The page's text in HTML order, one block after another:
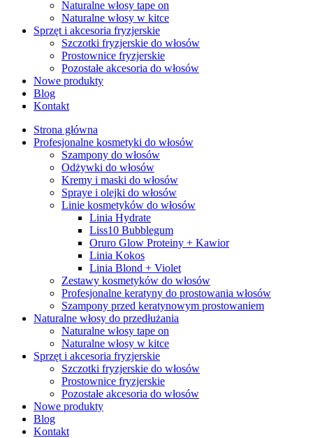
Naturalne włosy tape on
Naturalne włosy w kitce
Sprzęt i akcesoria fryzjerskie
Szczotki fryzjerskie do włosów
Prostownice fryzjerskie
Pozostałe akcesoria do włosów
Nowe produkty
Blog
Kontakt
Strona główna
Profesjonalne kosmetyki do włosów
Szampony do włosów
Odżywki do włosów
Kremy i maski do włosów
Spraye i olejki do włosów
Linie kosmetyków do włosów
Linia Hydrate
Liss10 Bubblegum
Oruro Glow Proteiny + Kawior
Linia Kokos
Linia Blond + Violet
Zestawy kosmetyków do włosów
Profesjonalne keratyny do prostowania włosów
Szampony przed keratynowym prostowaniem
Naturalne włosy do przedłużania
Naturalne włosy tape on
Naturalne włosy w kitce
Sprzęt i akcesoria fryzjerskie
Szczotki fryzjerskie do włosów
Prostownice fryzjerskie
Pozostałe akcesoria do włosów
Nowe produkty
Blog
Kontakt